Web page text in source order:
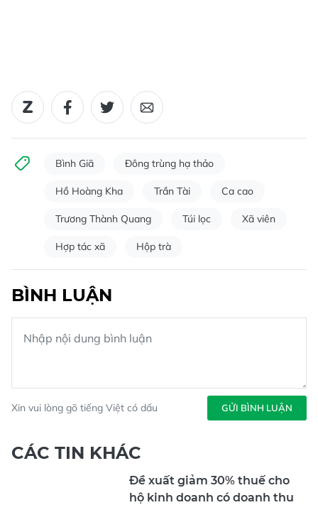
Bình Giã Đông trùng hạ thảo
Hồ Hoàng Kha Trần Tài Ca cao
Trương Thành Quang Túi lọc Xã viên
Hợp tác xã Hộp trà
BÌNH LUẬN
Xin vui lòng gõ tiếng Việt có dấu GỬI BÌNH LUẬN
CÁC TIN KHÁC
Đề xuất giảm 30% thuế cho
hộ kinh doanh có doanh thu